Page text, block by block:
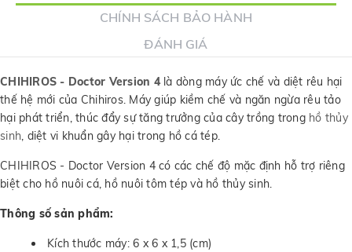
CHÍNH SÁCH BẢO HÀNH
ĐÁNH GIÁ
CHIHIROS - Doctor Version 4 là dòng máy ức chế và diệt rêu hại
thế hệ mới của Chihiros. Máy giúp kiềm chế và ngăn ngừa rêu tảo
hại phát triển, thúc đẩy sự tăng trưởng của cây trồng trong hồ thủy
sinh, diệt vi khuẩn gây hại trong hồ cá tép.
CHIHIROS - Doctor Version 4 có các chế độ mặc định hỗ trợ riêng
biệt cho hồ nuôi cá, hồ nuôi tôm tép và hồ thủy sinh.
Thông số sản phẩm:
Kích thước máy: 6 x 6 x 1,5 (cm)